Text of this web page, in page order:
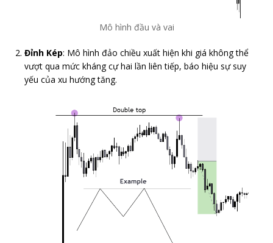
Mô hình đầu và vai
Đỉnh Kép: Mô hình đảo chiều xuất hiện khi giá không thể
vượt qua mức kháng cự hai lần liên tiếp, báo hiệu sự suy
yếu của xu hướng tăng.